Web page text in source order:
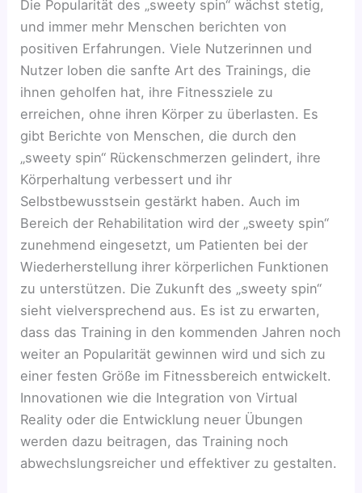
Die Popularität des „sweety spin“ wächst stetig,
und immer mehr Menschen berichten von
positiven Erfahrungen. Viele Nutzerinnen und
Nutzer loben die sanfte Art des Trainings, die
ihnen geholfen hat, ihre Fitnessziele zu
erreichen, ohne ihren Körper zu überlasten. Es
gibt Berichte von Menschen, die durch den
„sweety spin“ Rückenschmerzen gelindert, ihre
Körperhaltung verbessert und ihr
Selbstbewusstsein gestärkt haben. Auch im
Bereich der Rehabilitation wird der „sweety spin“
zunehmend eingesetzt, um Patienten bei der
Wiederherstellung ihrer körperlichen Funktionen
zu unterstützen. Die Zukunft des „sweety spin“
sieht vielversprechend aus. Es ist zu erwarten,
dass das Training in den kommenden Jahren noch
weiter an Popularität gewinnen wird und sich zu
einer festen Größe im Fitnessbereich entwickelt.
Innovationen wie die Integration von Virtual
Reality oder die Entwicklung neuer Übungen
werden dazu beitragen, das Training noch
abwechslungsreicher und effektiver zu gestalten.